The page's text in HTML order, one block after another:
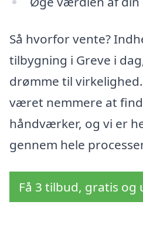
Så hvorfor vente?
tilbygning i Greve i
drømme til
været nemmere at
håndværker, og vi er
gennem hele
Få 3 tilbud, gratis